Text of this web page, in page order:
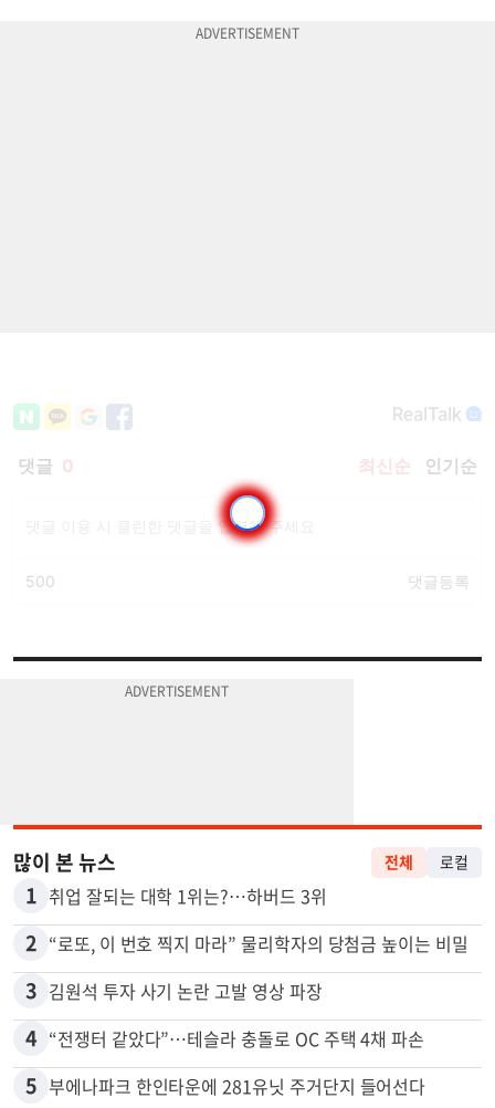
많이 본 뉴스
1 취업 잘되는 대학 1위는?…하버드 3위
2 “로또, 이 번호 찍지 마라” 물리학자의 당첨금 높이는 비밀
3 김원석 투자 사기 논란 고발 영상 파장
4 “전쟁터 같았다”…테슬라 충돌로 OC 주택 4채 파손